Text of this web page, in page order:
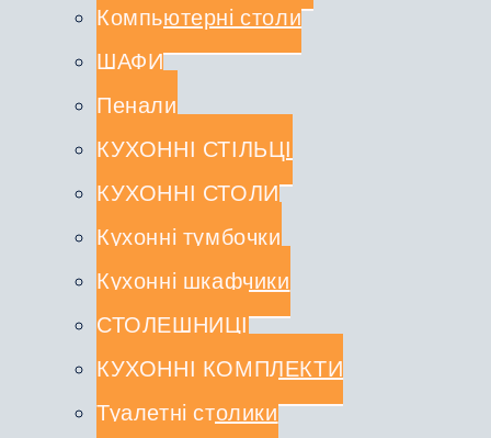
Компьютерні столи
ШАФИ
Пенали
КУХОННІ СТІЛЬЦІ
КУХОННІ СТОЛИ
Кухонні тумбочки
Кухонні шкафчики
СТОЛЕШНИЦІ
КУХОННІ КОМПЛЕКТИ
Туалетні столики